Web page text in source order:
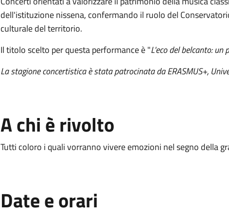
dell'istituzione nissena, confermando il ruolo del
culturale del territorio.
Il titolo scelto per questa performance è "L'eco del belcanto: un
La stagione concertistica è stata patrocinata da ERASMUS+,
A chi è rivolto
Tutti coloro i quali vorranno vivere emozioni nel segno della
Date e orari